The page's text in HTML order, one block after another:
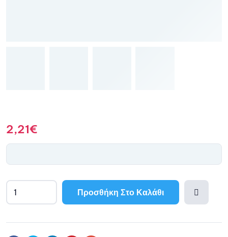
2,21€
Προσθήκη Στο Καλάθι